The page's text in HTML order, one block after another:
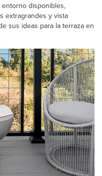
disponibles,
extragrandes y vista
sus ideas para la terraza en